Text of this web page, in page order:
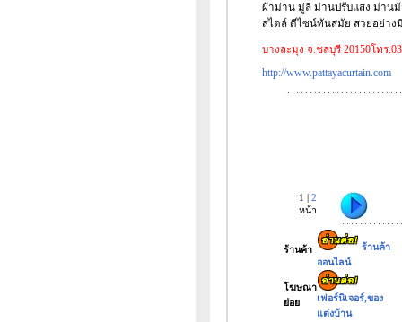
ผ้าม่าน มู่ลี่ ม่านปรับแสง ม่าน
สไตล์ ดีไซน์ทันสมัย สวยอย่างมี
บางละมุง จ.ชลบุรี 20150โทร
http://www.pattayacurtain.com
1 | 2
หน้า
ร้านค้า
ร้านค้า
ออนไลน์
โฆษณา
ย่อย
เฟอร์นิเจอร์,ของ
แต่งบ้าน